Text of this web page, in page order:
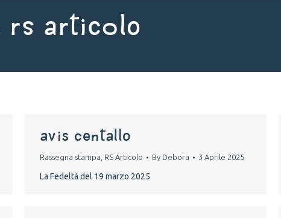
RS Articolo
avis centallo
Rassegna stampa RS Articolo By Debora 3 Aprile 2025
La Fedeltà del 19 marzo 2025